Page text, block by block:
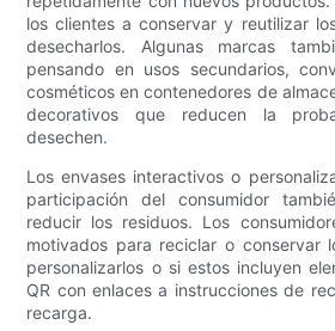
los clientes a conservar y reutilizar
desecharlos. Algunas marcas
pensando en usos secundarios,
cosméticos en contenedores de
decorativos que reducen la
desechen.
Los envases interactivos o
participación del consumidor
reducir los residuos. Los
motivados para reciclar o conservar
personalizarlos o si estos incluyen
QR con enlaces a instrucciones de
recarga.